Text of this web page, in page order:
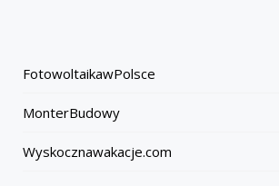
FotowoltaikawPolsce
MonterBudowy
Wyskocznawakacje.com